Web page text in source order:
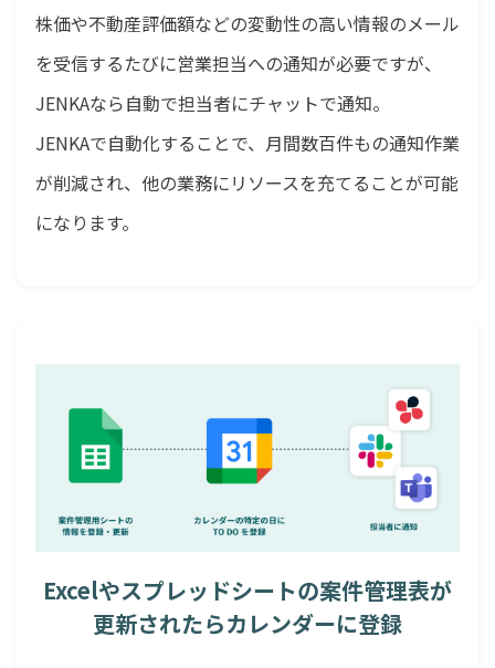
株価や不動産評価額などの変動性の高い情報のメール
を受信するたびに営業担当への通知が必要ですが、
JENKAなら自動で担当者にチャットで通知。
JENKAで自動化することで、月間数百件もの通知作業
が削減され、他の業務にリソースを充てることが可能
になります。
Excelやスプレッドシートの案件管理表が
更新されたらカレンダーに登録